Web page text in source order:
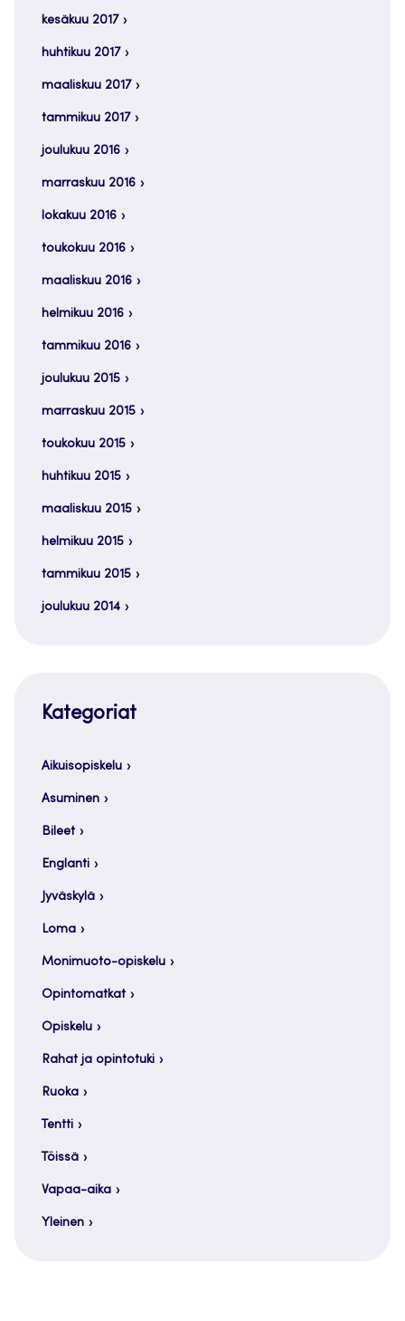
kesäkuu 2017
huhtikuu 2017
maaliskuu 2017
tammikuu 2017
joulukuu 2016
marraskuu 2016
lokakuu 2016
toukokuu 2016
maaliskuu 2016
helmikuu 2016
tammikuu 2016
joulukuu 2015
marraskuu 2015
toukokuu 2015
huhtikuu 2015
maaliskuu 2015
helmikuu 2015
tammikuu 2015
joulukuu 2014
Kategoriat
Aikuisopiskelu
Asuminen
Bileet
Englanti
Jyväskylä
Loma
Monimuoto-opiskelu
Opintomatkat
Opiskelu
Rahat ja opintotuki
Ruoka
Tentti
Töissä
Vapaa-aika
Yleinen